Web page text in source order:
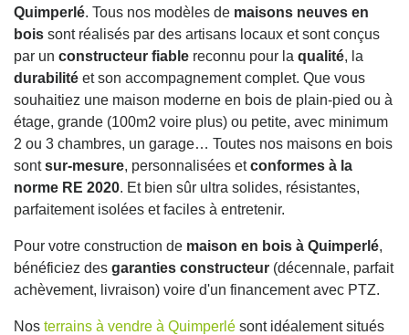
Quimperlé. Tous nos modèles de maisons neuves en
bois sont réalisés par des artisans locaux et sont conçus
par un constructeur fiable reconnu pour la qualité, la
durabilité et son accompagnement complet. Que vous
souhaitiez une maison moderne en bois de plain-pied ou à
étage, grande (100m2 voire plus) ou petite, avec minimum
2 ou 3 chambres, un garage… Toutes nos maisons en bois
sontsur-mesure, personnalisées etconformes à la
norme RE 2020. Et bien sûr ultra solides, résistantes,
parfaitement isolées et faciles à entretenir.
Pour votre construction de maison en bois à Quimperlé,
bénéficiez des garanties constructeur (décennale, parfait
achèvement, livraison) voire d'un financement avec PTZ.
Nos terrains à vendre à Quimperlé sont idéalement situés